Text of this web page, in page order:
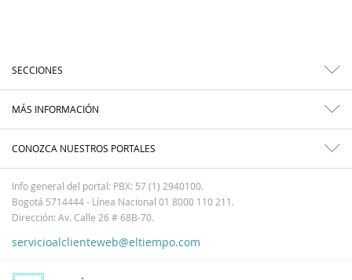
SECCIONES
MÁS INFORMACIÓN
CONOZCA NUESTROS PORTALES
Info general del portal: PBX: 57 (1) 2940100.
Bogotá 5714444 - Línea Nacional 01 8000 110 211.
Dirección: Av. Calle 26 # 68B-70.
servicioalclienteweb@eltiempo.com